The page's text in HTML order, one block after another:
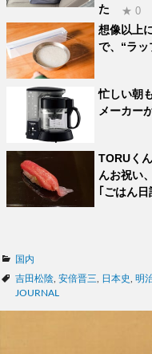
た
★ 0
想像以上
で、“ラッ
忙しい朝
メーカー
TORUく
んお祝い
｢ごはん日
カ
テ
ゴ
国内
タ
グ
吉田松陰 安倍晋三 日本史 明
JOURNAL